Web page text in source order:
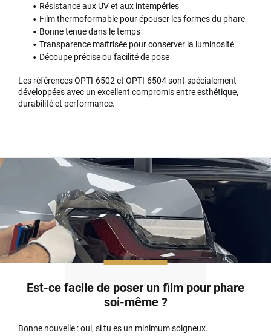
Résistance aux UV et aux intempéries
Film thermoformable pour épouser les formes du phare
Bonne tenue dans le temps
Transparence maîtrisée pour conserver la luminosité
Découpe précise ou facilité de pose
Les références OPTI-6502 et OPTI-6504 sont spécialement
développées avec un excellent compromis entre esthétique,
durabilité et performance.
Est-ce facile de poser un film pour phare
soi-même ?
Bonne nouvelle : oui, si tu es un minimum soigneux.